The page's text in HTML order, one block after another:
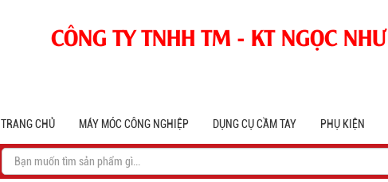
CÔNG TY TNHH TM - KT NGỌC NHƯ
TRANG CHỦ MÁY MÓC CÔNG NGHIỆP DỤNG CỤ CẦM TAY PHỤ KIỆN